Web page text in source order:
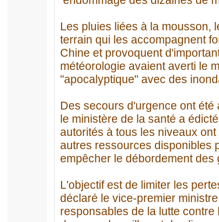
Les pluies liées à la mousson,
terrain qui les accompagnent
Chine et provoquent
météorologie avaient averti le
"apocalyptique" avec des
Des secours d'urgence ont
le ministère de la santé a
autorités à tous les niveaux
autres ressources disponibles
empêcher le débordement
L'objectif est de limiter les
déclaré le vice-premier
responsables de la lutte